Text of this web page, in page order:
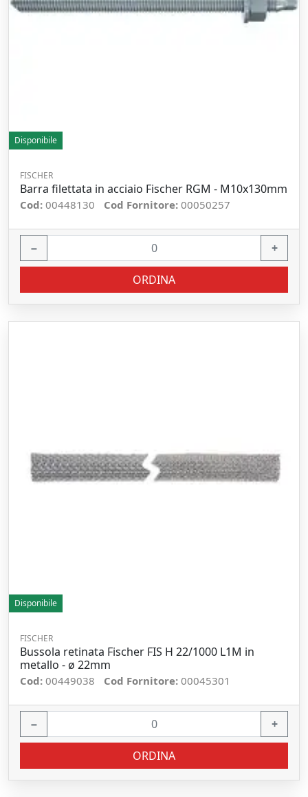
Disponibile
FISCHER
Barra filettata in acciaio Fischer RGM - M10x130mm
Cod: 00448130 Cod Fornitore: 00050257
− +
ORDINA
Disponibile
FISCHER
Bussola retinata Fischer FIS H 22/1000 L1M in
metallo - ø 22mm
Cod: 00449038 Cod Fornitore: 00045301
− +
ORDINA